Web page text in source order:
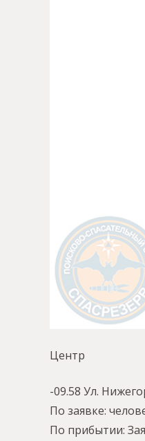
Центр
-09.58 Ул.
По заявке:
По прибытии: